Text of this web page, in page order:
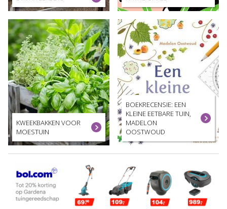
KWEEKBAKKEN VOOR
MOESTUIN
BOEKRECENSIE: EEN
KLEINE EETBARE TUIN,
MADELON
OOSTWOUD